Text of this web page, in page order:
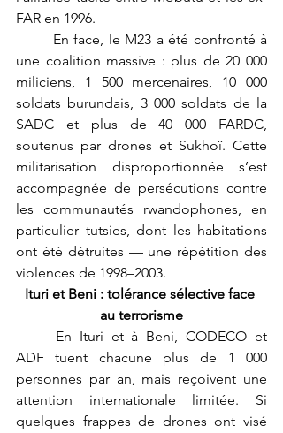
FAR en 1996.
une coalition massive : plus de 20 000
miliciens, 1 500 mercenaires, 10 000
soldats burundais, 3 000 soldats de la
SADC et plus de 40 000 FARDC,
soutenus par drones et Sukhoï. Cette
militarisation disproportionnée s’est
accompagnée de persécutions contre
les communautés rwandophones, en
particulier tutsies, dont les habitations
ont été détruites — une répétition des
violences de 1998–2003.
Ituri et Beni : tolérance sélective face
au terrorisme
ADF tuent chacune plus de 1 000
personnes par an, mais reçoivent une
attention internationale limitée. Si
quelques frappes de drones ont visé